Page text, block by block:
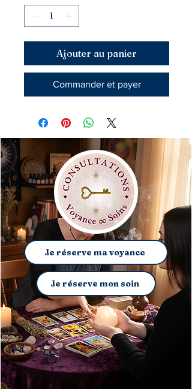
Ajouter au panier
Commander et payer
Je réserve ma voyance
Je réserve mon soin